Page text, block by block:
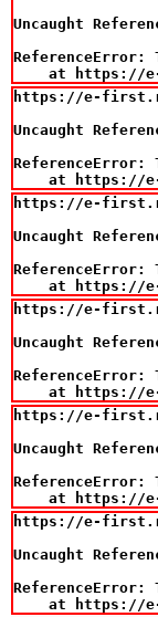
Uncaught
ReferenceError:
at https://
https://e-first.ru/
Uncaught
ReferenceError:
at https://
https://e-first.ru/
Uncaught
ReferenceError:
at https://
https://e-first.ru/
Uncaught
ReferenceError:
at https://
https://e-first.ru/
Uncaught
ReferenceError:
at https://
https://e-first.ru/
Uncaught
ReferenceError:
at https://